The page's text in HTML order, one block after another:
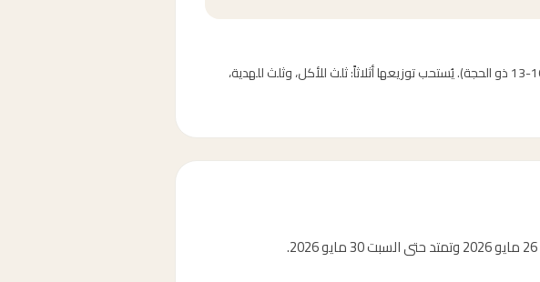
الأضحية سنة مؤكدة عن النبي ﷺ لكل مسلم مستطيع. تُذبح في يوم النحر وأيام التشريق الثلاثة (10-13 ذو الحجة). يُستحب توزيعها أثلاثاً: ثلث للأكل، وثلث للهدية،